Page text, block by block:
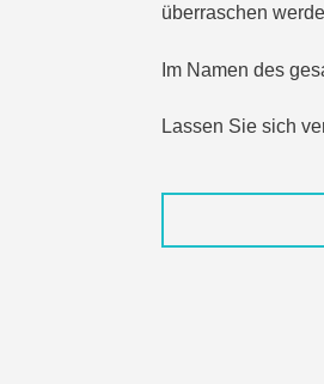
überraschen
Im Namen des
Lassen Sie sich